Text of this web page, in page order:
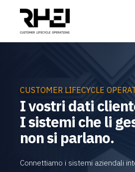
CUSTOMER LIFECYCLE
I vostri dati
I sistemi che li
non si parlano.
Connettiamo i sistemi aziendali